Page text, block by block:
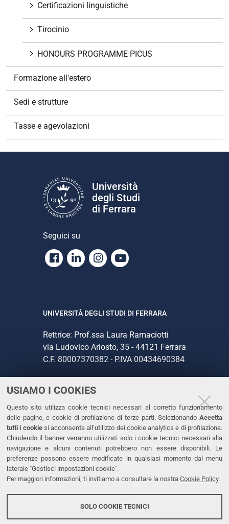
USIAMO I COOKIES
Questo sito utilizza cookie tecnici necessari al corretto funzionamento
delle pagine, e cookie di profilazione di terze parti. Selezionando Accetta
tutti i cookiesi acconsente all’utilizzo dei cookie analytics e di profilazione.
Chiudendo il banner verranno utilizzati solo i cookie tecnici necessari alla
navigazione e alcuni contenuti potrebbero non essere disponibili. Le
preferenze possono essere modificate in qualsiasi momento dal menu
laterale "Gestisci impostazioni cookie".
Per maggiori informazioni, ti invitiamo a consultare la nostra Cookie Policy.
SOLO COOKIE TECNICI
Certificazioni linguistiche
Tirocinio
HONOURS PROGRAMME PICUS
Formazione all'estero
Sedi e strutture
Tasse e agevolazioni
Università
degli Studi
di Ferrara
Seguici su
Facebook
LinkedinInstagram
Youtube
UNIVERSITÀ DEGLI STUDI DI FERRARA
Rettrice: Prof.ssa Laura Ramaciotti
via Ludovico Ariosto, 35 - 44121 Ferrara
C.F. 80007370382 - P.IVA 00434690384
CONTATTI
Tel. +39 0532 293111
Fax. +39 0532 293031
PEC
LINKS
Dichiarazione di accessibilità
Protezione dati personali